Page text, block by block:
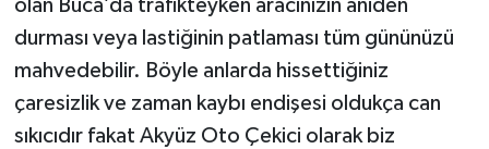
olan Buca’da trafikteyken aracınızın aniden
durması veya lastiğinin patlaması tüm gününüzü
mahvedebilir. Böyle anlarda hissettiğiniz
çaresizlik ve zaman kaybı endişesi oldukça can
sıkıcıdır fakat Akyüz Oto Çekici olarak biz